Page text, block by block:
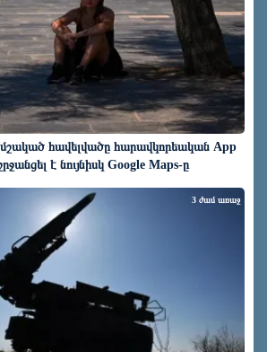
մշակած հավելվածը հարավկորեական App
է նույնիսկ Google Maps-ը
3 ժամ առաջ